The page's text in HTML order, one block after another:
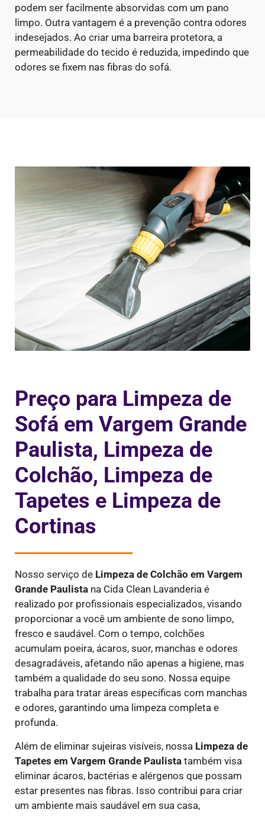
podem ser facilmente absorvidas com um pano
limpo. Outra vantagem é a prevenção contra odores
indesejados. Ao criar uma barreira protetora, a
permeabilidade do tecido é reduzida, impedindo que
odores se fixem nas fibras do sofá.
Preço para Limpeza de
Sofá em Vargem Grande
Paulista, Limpeza de
Colchão, Limpeza de
Tapetes e Limpeza de
Cortinas
Nosso serviço de Limpeza de Colchão em Vargem
Grande Paulista na Cida Clean Lavanderia é
realizado por profissionais especializados, visando
proporcionar a você um ambiente de sono limpo,
fresco e saudável. Com o tempo, colchões
acumulam poeira, ácaros, suor, manchas e odores
desagradáveis, afetando não apenas a higiene, mas
também a qualidade do seu sono. Nossa equipe
trabalha para tratar áreas específicas com manchas
e odores, garantindo uma limpeza completa e
profunda.
Além de eliminar sujeiras visíveis, nossa Limpeza de
Tapetes em Vargem Grande Paulista também visa
eliminar ácaros, bactérias e alérgenos que possam
estar presentes nas fibras. Isso contribui para criar
um ambiente mais saudável em sua casa,